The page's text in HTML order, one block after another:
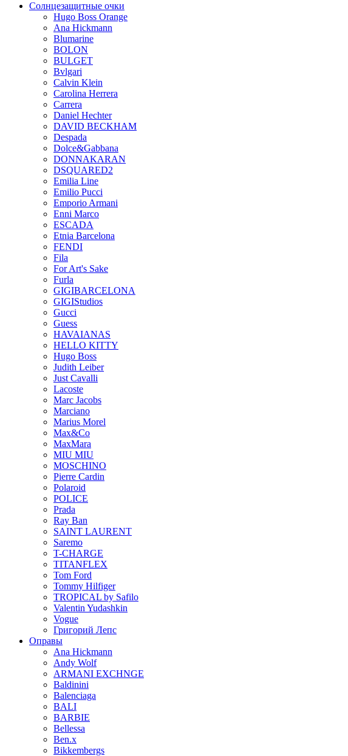
Солнцезащитные очки
Hugo Boss Orange
Ana Hickmann
Blumarine
BOLON
BULGET
Bvlgari
Calvin Klein
Carolina Herrera
Carrera
Daniel Hechter
DAVID BECKHAM
Despada
Dolce&Gabbana
DONNAKARAN
DSQUARED2
Emilia Line
Emilio Pucci
Emporio Armani
Enni Marco
ESCADA
Etnia Barcelona
FENDI
Fila
For Art's Sake
Furla
GIGIBARCELONA
GIGIStudios
Gucci
Guess
HAVAIANAS
HELLO KITTY
Hugo Boss
Judith Leiber
Just Cavalli
Lacoste
Marc Jacobs
Marciano
Marius Morel
Max&Co
MaxMara
MIU MIU
MOSCHINO
Pierre Cardin
Polaroid
POLICE
Prada
Ray Ban
SAINT LAURENT
Saremo
T-CHARGE
TITANFLEX
Tom Ford
Tommy Hilfiger
TROPICAL by Safilo
Valentin Yudashkin
Vogue
Григорий Лепс
Оправы
Ana Hickmann
Andy Wolf
ARMANI EXCHNGE
Baldinini
Balenciaga
BALI
BARBIE
Bellessa
Ben.x
Bikkembergs